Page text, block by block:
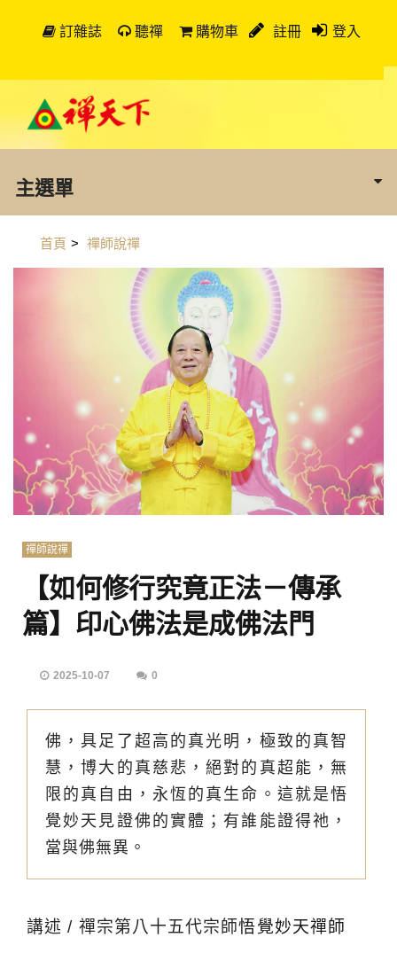
訂雜誌 聽禪 購物車 註冊 登入
主選單
首頁 > 禪師說禪
禪師說禪
【如何修行究竟正法－傳承
篇】印心佛法是成佛法門
2025-10-07 0
佛，具足了超高的真光明，極致的真智
慧，博大的真慈悲，絕對的真超能，無
限的真自由，永恆的真生命。這就是悟
覺妙天見證佛的實體；有誰能證得祂，
當與佛無異。
講述 / 禪宗第八十五代宗師悟覺妙天禪師